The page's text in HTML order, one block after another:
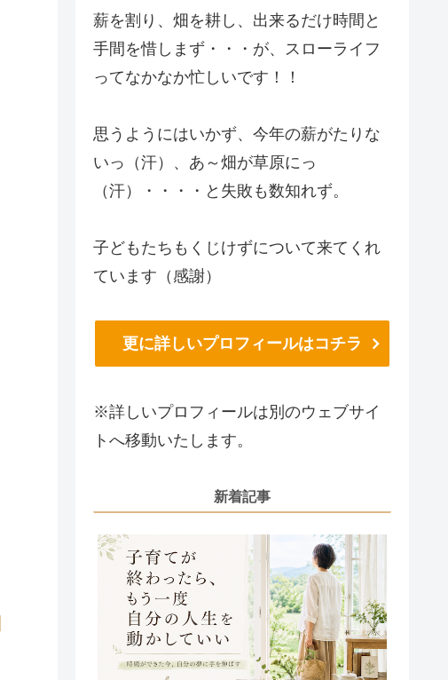
薪を割り、畑を耕し、出来るだけ時間と
手間を惜しまず・・・が、スローライフ
ってなかなか忙しいです！！
思うようにはいかず、今年の薪がたりな
いっ（汗）、あ～畑が草原にっ
（汗）・・・・と失敗も数知れず。
子どもたちもくじけずについて来てくれ
ています（感謝）
更に詳しいプロフィールはコチラ
※詳しいプロフィールは別のウェブサイ
トへ移動いたします。
新着記事